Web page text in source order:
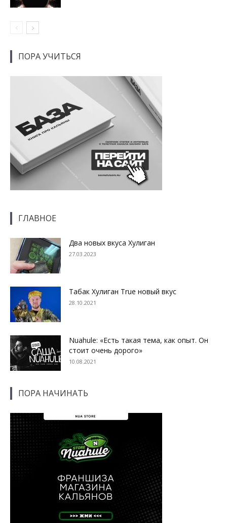
ПОРА УЧИТЬСЯ
ГЛАВНОЕ
Два новых вкуса Хулиган
27.03.2023
Табак Хулиган True новый вкус
28.10.2021
Nuahule: «Есть такая тема, как опыт. Он
стоит очень дорого»
10.08.2021
ПОРА НАЧИНАТЬ